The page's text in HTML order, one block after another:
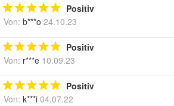
Positiv
Von: b***o 24.10.23
Positiv
Von: r***e 10.09.23
Positiv
Von: k***i 04.07.22